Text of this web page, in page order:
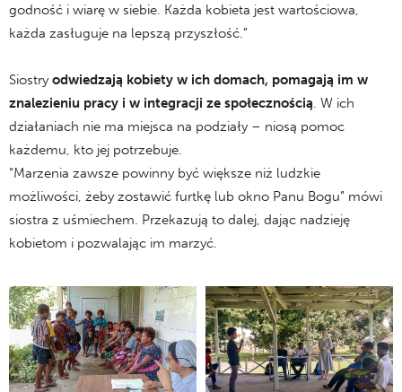
godność i wiarę w siebie. Każda kobieta jest wartościowa,
każda zasługuje na lepszą przyszłość.”
Siostryodwiedzają kobiety w ich domach, pomagają im w
znalezieniu pracy i w integracji ze społecznością. W ich
działaniach nie ma miejsca na podziały – niosą pomoc
każdemu, kto jej potrzebuje.
“Marzenia zawsze powinny być większe niż ludzkie
możliwości, żeby zostawić furtkę lub okno Panu Bogu” mówi
siostra z uśmiechem. Przekazują to dalej, dając nadzieję
kobietom i pozwalając im marzyć.